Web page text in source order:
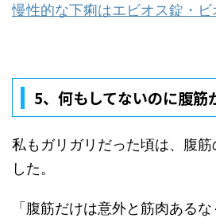
慢性的な下痢はエビオス錠・
5、 何もしてないのに腹筋
私もガリガリだった頃は、腹筋
した。
「腹筋だけは意外と筋肉ある